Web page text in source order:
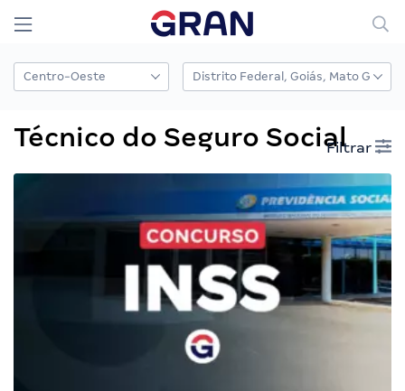
Técnico do Seguro SocialFiltrar